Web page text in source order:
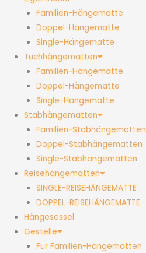
Familien-Hängematte
Doppel-Hängematte
Single-Hängematte
Tuchhängematten
Familien-Hängematte
Doppel-Hängematte
Single-Hängematte
Stabhängematten
Familien-Stabhängematten
Doppel-Stabhängematten
Single-Stabhängematten
Reisehängematten
SINGLE-REISEHÄNGEMATTE
DOPPEL-REISEHÄNGEMATTE
Hängesessel
Gestelle
Für Familien-Hängematten